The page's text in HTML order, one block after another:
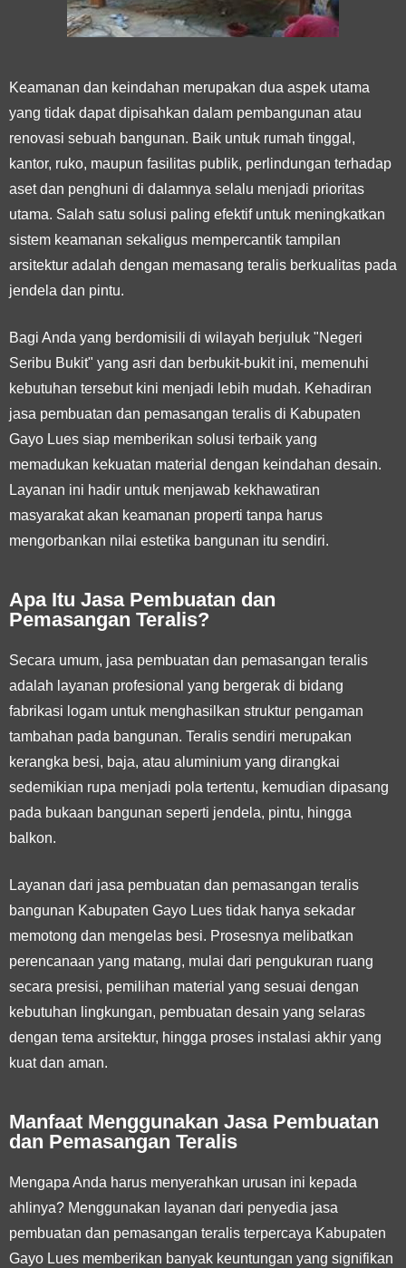
Keamanan dan keindahan merupakan dua aspek utama
yang tidak dapat dipisahkan dalam pembangunan atau
renovasi sebuah bangunan. Baik untuk rumah tinggal,
kantor, ruko, maupun fasilitas publik, perlindungan terhadap
aset dan penghuni di dalamnya selalu menjadi prioritas
utama. Salah satu solusi paling efektif untuk meningkatkan
sistem keamanan sekaligus mempercantik tampilan
arsitektur adalah dengan memasang teralis berkualitas pada
jendela dan pintu.
Bagi Anda yang berdomisili di wilayah berjuluk "Negeri
Seribu Bukit" yang asri dan berbukit-bukit ini, memenuhi
kebutuhan tersebut kini menjadi lebih mudah. Kehadiran
jasa pembuatan dan pemasangan teralis di Kabupaten
Gayo Lues siap memberikan solusi terbaik yang
memadukan kekuatan material dengan keindahan desain.
Layanan ini hadir untuk menjawab kekhawatiran
masyarakat akan keamanan properti tanpa harus
mengorbankan nilai estetika bangunan itu sendiri.
Apa Itu Jasa Pembuatan dan
Pemasangan Teralis?
Secara umum, jasa pembuatan dan pemasangan teralis
adalah layanan profesional yang bergerak di bidang
fabrikasi logam untuk menghasilkan struktur pengaman
tambahan pada bangunan. Teralis sendiri merupakan
kerangka besi, baja, atau aluminium yang dirangkai
sedemikian rupa menjadi pola tertentu, kemudian dipasang
pada bukaan bangunan seperti jendela, pintu, hingga
balkon.
Layanan dari jasa pembuatan dan pemasangan teralis
bangunan Kabupaten Gayo Lues tidak hanya sekadar
memotong dan mengelas besi. Prosesnya melibatkan
perencanaan yang matang, mulai dari pengukuran ruang
secara presisi, pemilihan material yang sesuai dengan
kebutuhan lingkungan, pembuatan desain yang selaras
dengan tema arsitektur, hingga proses instalasi akhir yang
kuat dan aman.
Manfaat Menggunakan Jasa Pembuatan
dan Pemasangan Teralis
Mengapa Anda harus menyerahkan urusan ini kepada
ahlinya? Menggunakan layanan dari penyedia jasa
pembuatan dan pemasangan teralis terpercaya Kabupaten
Gayo Lues memberikan banyak keuntungan yang signifikan